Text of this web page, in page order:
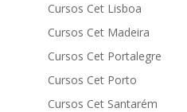
Cursos Cet Lisboa
Cursos Cet Madeira
Cursos Cet Portalegre
Cursos Cet Porto
Cursos Cet Santarém